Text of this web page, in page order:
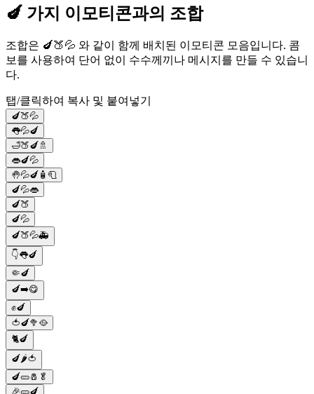
🍆 가지 이모티콘과의 조합
조합은 🍆🍑💦 와 같이 함께 배치된 이모티콘 모음입니다. 콤
보를 사용하여 단어 없이 수수께끼나 메시지를 만들 수 있습니
다.
탭/클릭하여 복사 및 붙여넣기
🍆🍑💦
👅💦🍆
🛁🍑🍆🚿
👄🍆💦
🤚💦🍆🧴🧻
🍆💦👄
🍆🍑
🍆💦
🍆🍑💦🚑
👇👅🍆
🤏🍆
🍆➡️😋
✊🍆
🍅🍆🥦🥘
🐈🍆
🍆🌶🍅
🍆🥒🧂🥬
🎉🥒🍆